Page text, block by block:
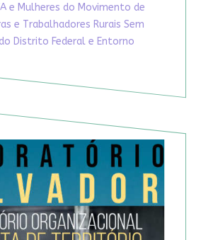
e Mulheres do Movimento de
e Trabalhadores Rurais Sem
Distrito Federal e Entorno